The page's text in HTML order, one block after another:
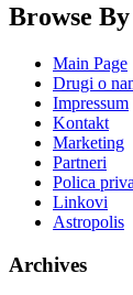
Browse By
Main Page
Drugi o
Impressum
Kontakt
Marketing
Partneri
Polica
Linkovi
Astropolis
Archives